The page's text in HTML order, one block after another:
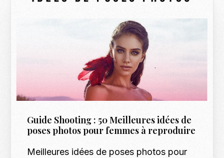
Guide Shooting : 50 Meilleures idées de
poses photos pour femmes à reproduire
Meilleures idées de poses photos pour